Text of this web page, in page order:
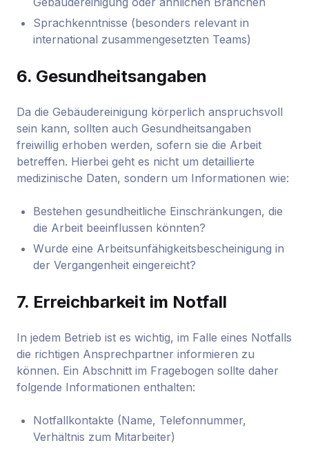
Sprachkenntnisse (besonders relevant in
international zusammengesetzten Teams)
6. Gesundheitsangaben
Da die Gebäudereinigung körperlich anspruchsvoll
sein kann, sollten auch Gesundheitsangaben
freiwillig erhoben werden, sofern sie die Arbeit
betreffen. Hierbei geht es nicht um detaillierte
medizinische Daten, sondern um Informationen wie:
Bestehen gesundheitliche Einschränkungen, die
die Arbeit beeinflussen könnten?
Wurde eine Arbeitsunfähigkeitsbescheinigung in
der Vergangenheit eingereicht?
7. Erreichbarkeit im Notfall
In jedem Betrieb ist es wichtig, im Falle eines Notfalls
die richtigen Ansprechpartner informieren zu
können. Ein Abschnitt im Fragebogen sollte daher
folgende Informationen enthalten:
Notfallkontakte (Name, Telefonnummer,
Verhältnis zum Mitarbeiter)